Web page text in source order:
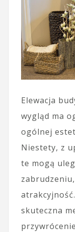
Elewacja
wygląd ma
ogólnej
Niestety, z
te mogą
skuteczna